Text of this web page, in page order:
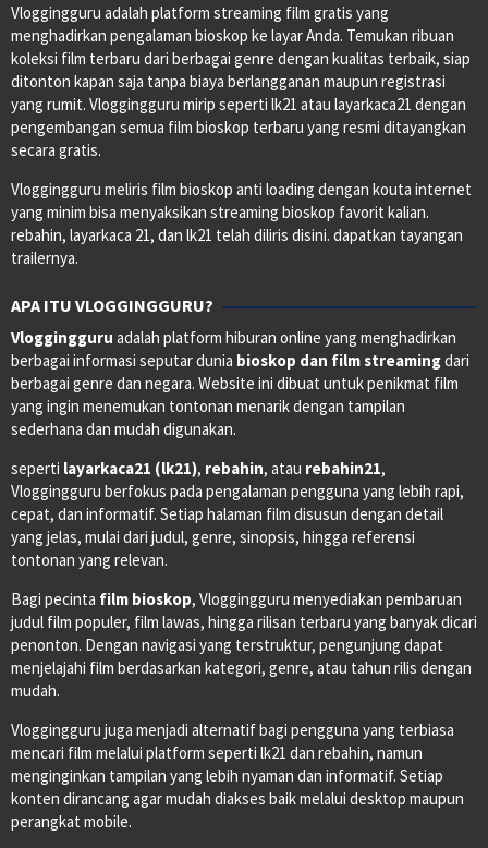
Vloggingguru adalah platform streaming film gratis yang
menghadirkan pengalaman bioskop ke layar Anda. Temukan ribuan
koleksi film terbaru dari berbagai genre dengan kualitas terbaik, siap
ditonton kapan saja tanpa biaya berlangganan maupun registrasi
yang rumit. Vloggingguru mirip seperti lk21 atau layarkaca21 dengan
pengembangan semua film bioskop terbaru yang resmi ditayangkan
secara gratis.
Vloggingguru meliris film bioskop anti loading dengan kouta internet
yang minim bisa menyaksikan streaming bioskop favorit kalian.
rebahin, layarkaca 21, dan lk21 telah diliris disini. dapatkan tayangan
trailernya.
APA ITU VLOGGINGGURU?
Vloggingguru adalah platform hiburan online yang menghadirkan
berbagai informasi seputar dunia bioskop dan film streamingdari
berbagai genre dan negara. Website ini dibuat untuk penikmat film
yang ingin menemukan tontonan menarik dengan tampilan
sederhana dan mudah digunakan.
seperti layarkaca21 (lk21), rebahin, atau rebahin21,
Vloggingguru berfokus pada pengalaman pengguna yang lebih rapi,
cepat, dan informatif. Setiap halaman film disusun dengan detail
yang jelas, mulai dari judul, genre, sinopsis, hingga referensi
tontonan yang relevan.
Bagi pecinta film bioskop, Vloggingguru menyediakan pembaruan
judul film populer, film lawas, hingga rilisan terbaru yang banyak dicari
penonton. Dengan navigasi yang terstruktur, pengunjung dapat
menjelajahi film berdasarkan kategori, genre, atau tahun rilis dengan
mudah.
Vloggingguru juga menjadi alternatif bagi pengguna yang terbiasa
mencari film melalui platform seperti lk21 dan rebahin, namun
menginginkan tampilan yang lebih nyaman dan informatif. Setiap
konten dirancang agar mudah diakses baik melalui desktop maupun
perangkat mobile.